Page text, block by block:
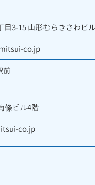
目3-15 山形むらきさわビ
co.jp
前
條ビル4階
co.jp